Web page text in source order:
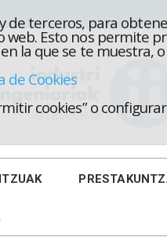
de terceros, para
Esto nos permite
la que se te muestra,
de Cookies
cookies” o